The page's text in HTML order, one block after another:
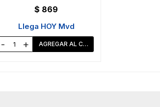
$ 869
Llega HOY Mvd
- +